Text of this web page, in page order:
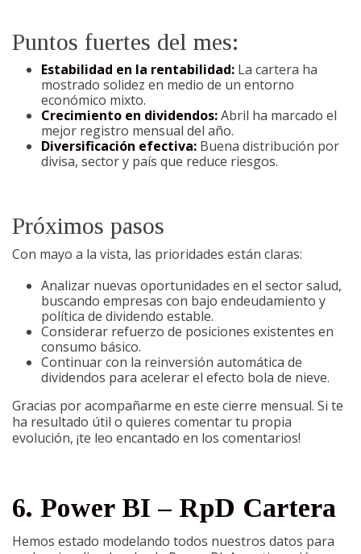
Puntos fuertes del mes:
Estabilidad en la rentabilidad: La cartera ha
mostrado solidez en medio de un entorno
económico mixto.
Crecimiento en dividendos:Abril ha marcado el
mejor registro mensual del año.
Diversificación efectiva: Buena distribución por
divisa, sector y país que reduce riesgos.
Próximos pasos
Con mayo a la vista, las prioridades están claras:
Analizar nuevas oportunidades en el sector salud,
buscando empresas con bajo endeudamiento y
política de dividendo estable.
Considerar refuerzo de posiciones existentes en
consumo básico.
Continuar con la reinversión automática de
dividendos para acelerar el efecto bola de nieve.
Gracias por acompañarme en este cierre mensual. Si te
ha resultado útil o quieres comentar tu propia
evolución, ¡te leo encantado en los comentarios!
6. Power BI – RpD Cartera
Hemos estado modelando todos nuestros datos para